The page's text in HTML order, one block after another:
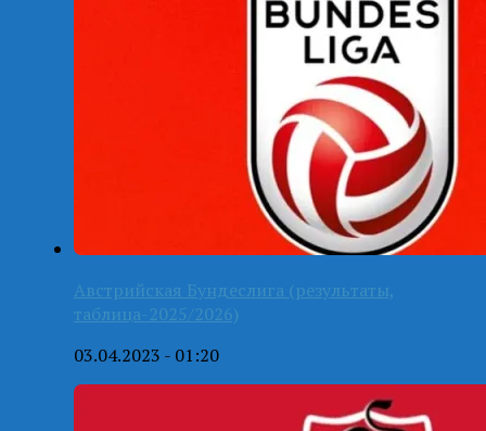
Австрийская Бундеслига (результаты,
таблица-2025/2026)
03.04.2023 - 01:20